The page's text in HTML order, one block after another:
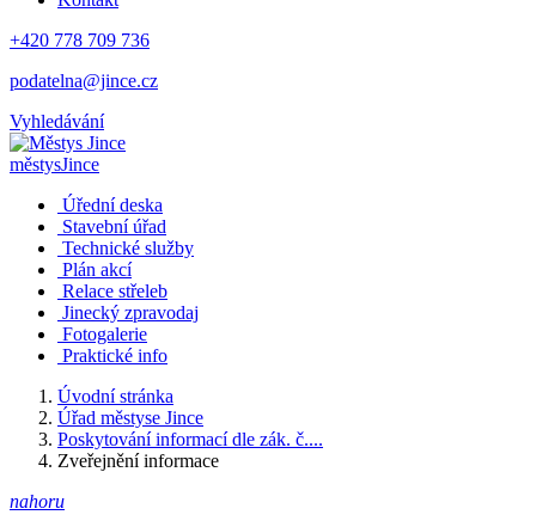
+420 778 709 736
podatelna@jince.cz
Vyhledávání
městysJince
Úřední deska
Stavební úřad
Technické služby
Plán akcí
Relace střeleb
Jinecký zpravodaj
Fotogalerie
Praktické info
Úvodní stránka
Úřad městyse Jince
Poskytování informací dle zák. č....
Zveřejnění informace
nahoru